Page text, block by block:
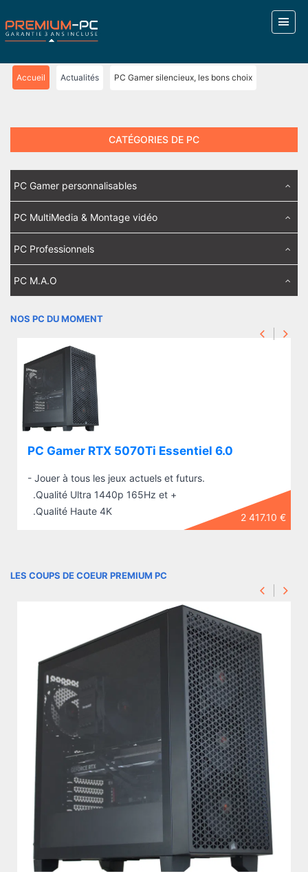
Accueil Actualités PC Gamer silencieux, les bons choix
CATÉGORIES DE PC
PC Gamer personnalisables
PC MultiMedia & Montage vidéo
PC Professionnels
PC M.A.O
NOS PC DU MOMENT
2 417.10 €
PC Gamer RTX 5070Ti Essentiel 6.0
- Jouer à tous les jeux actuels et futurs.
.Qualité Ultra 1440p 165Hz et +
.Qualité Haute 4K
LES COUPS DE COEUR PREMIUM PC
PC Gamer RTX 5070Ti Essentiel 6.0